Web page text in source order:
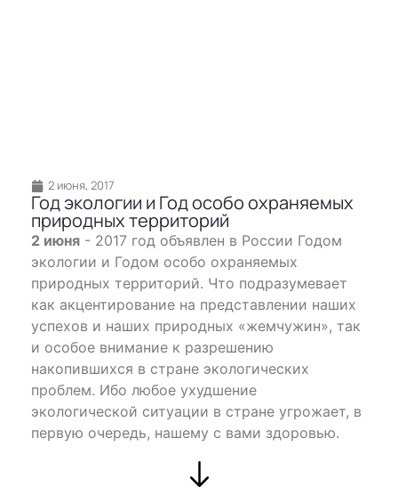
2 июня, 2017
Год экологии и Год особо охраняемых
природных территорий
2 июня- 2017 год объявлен в России Годом
экологии и Годом особо охраняемых
природных территорий. Что подразумевает
как акцентирование на представлении наших
успехов и наших природных «жемчужин», так
и особое внимание к разрешению
накопившихся в стране экологических
проблем. Ибо любое ухудшение
экологической ситуации в стране угрожает, в
первую очередь, нашему с вами здоровью.